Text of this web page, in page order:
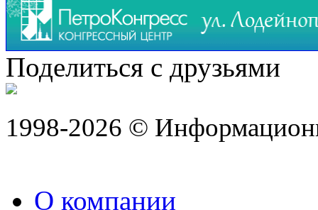
Поделиться с друзьями
1998-2026 ©
О компании